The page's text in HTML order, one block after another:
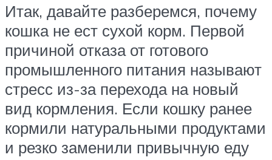
Итак, давайте разберемся, почему
кошка не ест сухой корм. Первой
причиной отказа от готового
промышленного питания называют
стресс из-за перехода на новый
вид кормления. Если кошку ранее
кормили натуральными продуктами
и резко заменили привычную еду